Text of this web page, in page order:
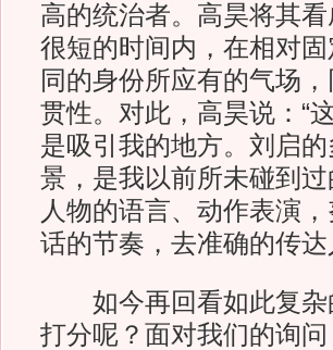
高的统治者。高昊将其
很短的时间内，在相对
同的身份所应有的气场
贯性。对此，高昊说：“
是吸引我的地方。刘启
景，是我以前所未碰到
人物的语言、动作表演
话的节奏，去准确的传
如今再回看如此复杂
打分呢？面对我们的询